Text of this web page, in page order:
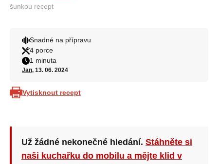
šunkou recept
Snadné na přípravu
4 porce
1 minuta
Jan, 13. 06. 2024
Vytisknout recept
Už žádné nekonečné hledání. Stáhněte si
naši kuchařku do mobilu a mějte klid v